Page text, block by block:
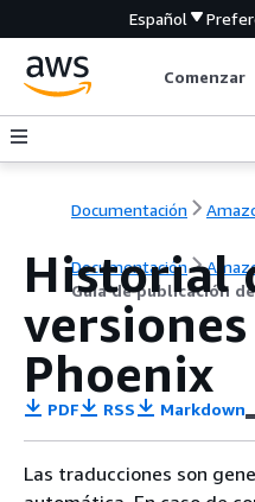
Español
Comenzar
Documentación
Documentación
Guía de publicación
Historial
Phoenix
PDF RSS Markdown
Las traducciones son